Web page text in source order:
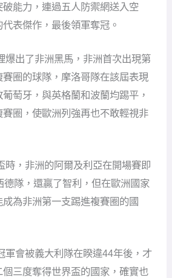
能力，連過五人防禦網送入空
表傑作，最後領軍奪冠。
爆出了非洲黑馬，非洲首次出現第
圈的球隊，摩洛哥隊在該屆表現
萄牙，與英格蘭和波蘭均踢平，
圈，使歐洲列強再也不敢輕視非
時，非洲的阿爾及利亞在開場賽即
德隊，還贏了智利，但在歐洲國家
為非洲第一支踢進複賽圈的國
軍會被義大利隊在睽違44年後，才
三度奪得世界盃的國家，確實也